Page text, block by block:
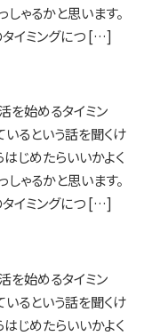
ゃるかと思います。
タイミングにつ […]
を始めるタイミン
るという話を聞くけ
じめたらいいかよく
ゃるかと思います。
タイミングにつ […]
を始めるタイミン
るという話を聞くけ
じめたらいいかよく